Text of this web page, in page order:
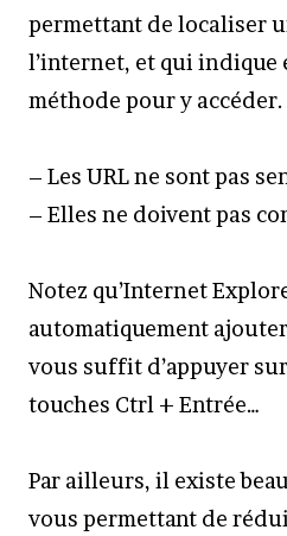
permettant de localiser
l’internet, et qui indique
méthode pour y accéder.
– Les URL ne sont pas
– Elles ne doivent pas
Notez qu’Internet
automatiquement
vous suffit d’appuyer
touches Ctrl + Entrée…
Par ailleurs, il existe
vous permettant de